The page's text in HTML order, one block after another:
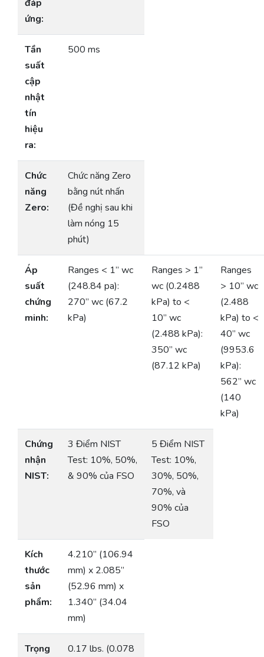
đáp
ứng:
Tần
suất
cập
nhật
tín
hiệu
ra:
500 ms
Chức
năng
Zero:
Chức năng Zero
bằng nút nhấn
(Đề nghị sau khi
làm nóng 15
phút)
Áp
suất
chứng
minh:
Ranges < 1” wc
(248.84 pa):
270” wc (67.2
kPa)
Ranges > 1”
wc (0.2488
kPa) to <
10” wc
(2.488 kPa):
350” wc
(87.12 kPa)
Ranges
> 10” wc
(2.488
kPa) to <
40” wc
(9953.6
kPa):
562” wc
(140
kPa)
Chứng
nhận
NIST:
3 Điểm NIST
Test: 10%, 50%,
& 90% của FSO
5 Điểm NIST
Test: 10%,
30%, 50%,
70%, và
90% của
FSO
Kích
thước
sản
phẩm:
4.210” (106.94
mm) x 2.085”
(52.96 mm) x
1.340” (34.04
mm)
Trọng 0.17 lbs. (0.078